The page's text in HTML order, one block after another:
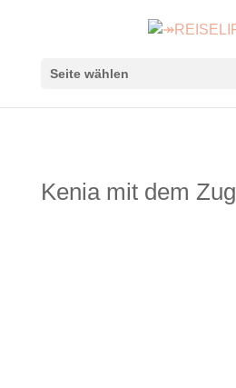
Seite wählen
Kenia mit dem Zug